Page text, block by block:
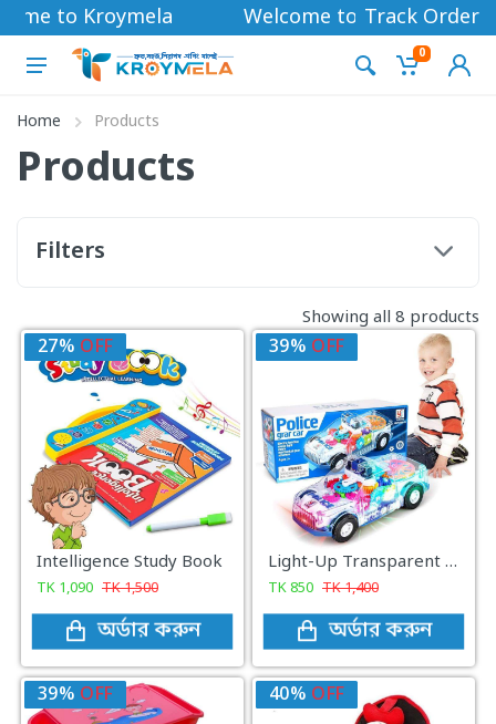
to Kroymela Welcome to Kroymela
Track Order
0
Home Products
Products
Filters
Showing all 8 products
27% OFF
Intelligence Study Book
TK 1,090 TK1,500
অর্ডার করুন
39% OFF
Light-Up Transparent Toy Police Car With LED Lights & Music
TK850 TK1,400
অর্ডার করুন
39% OFF 40% OFF